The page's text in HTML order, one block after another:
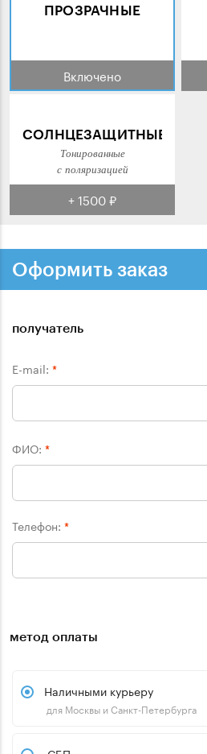
ПРОЗРАЧНЫЕ
Включено
СОЛНЦЕЗАЩИТНЫЕ
Тонированные
с поляризацией
+ 1500 ₽
Оформить заказ
получатель
E-mail: *
ФИО: *
Телефон: *
метод оплаты
Наличными курьеру
для Москвы и Санкт-Петербурга